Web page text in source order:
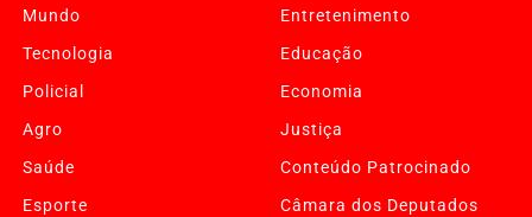
Mundo
Entretenimento
Tecnologia
Educação
Policial
Economia
Agro
Justiça
Saúde
Conteúdo Patrocinado
Esporte
Câmara dos Deputados